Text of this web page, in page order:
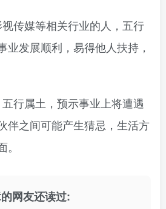
传媒等相关行业的人，五行
业发展顺利，易得他人扶持，
行属土，预示事业上将遭遇
伴之间可能产生猜忌，生活方
网友还读过: